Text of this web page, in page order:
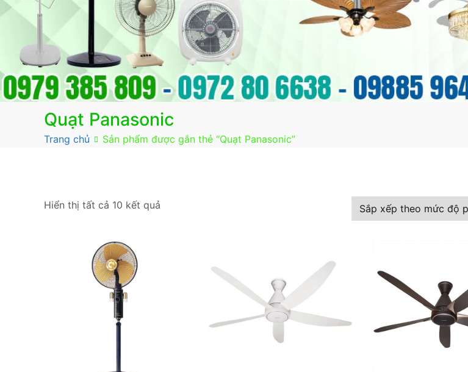
Quạt Panasonic
Trang chủ Sản phẩm được gắn thẻ “Quạt Panasonic”
Hiển thị tất cả 10 kết quả